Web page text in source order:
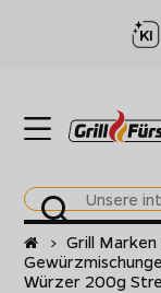
Startseite
> Grill Marken
Würzer 200g